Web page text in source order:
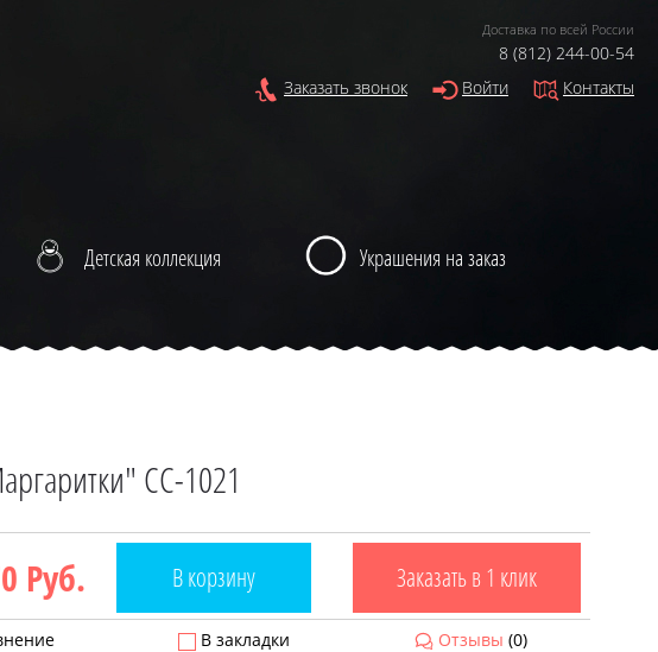
Доставка по всей России
8 (812) 244-00-54
Заказать звонок
Войти Контакты
Детская коллекция Украшения на заказ
CC-1021
Руб. В корзину Заказать в 1 клик
В закладки Отзывы (0)